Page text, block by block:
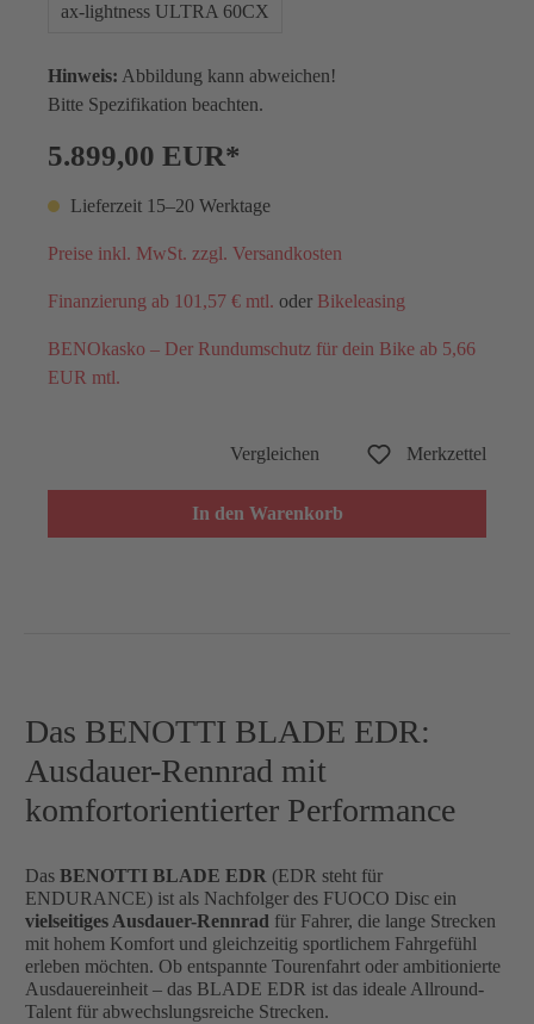
ax-lightness ULTRA 60CX
Hinweis: Abbildung kann abweichen!
Bitte Spezifikation beachten.
5.899,00 EUR*
Lieferzeit 15–20 Werktage
Preise inkl. MwSt. zzgl. Versandkosten
Finanzierung ab 101,57 € mtl. oder Bikeleasing
BENOkasko – Der Rundumschutz für dein Bike ab 5,66
EUR mtl.
Vergleichen Merkzettel
In den Warenkorb
Das BENOTTI BLADE EDR:
Ausdauer-Rennrad mit
komfortorientierter Performance
Das BENOTTI BLADE EDR (EDR steht für
ENDURANCE) ist als Nachfolger des FUOCO Disc ein
vielseitiges Ausdauer-Rennrad für Fahrer, die lange Strecken
mit hohem Komfort und gleichzeitig sportlichem Fahrgefühl
erleben möchten. Ob entspannte Tourenfahrt oder ambitionierte
Ausdauereinheit – das BLADE EDR ist das ideale Allround-
Talent für abwechslungsreiche Strecken.